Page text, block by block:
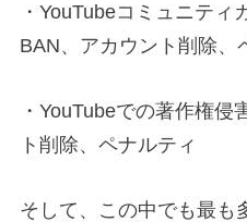
・YouTubeコミュニティ
BAN、アカウント削除、
・YouTubeでの著作権
ト削除、ペナルティ
そして、この中でも最も